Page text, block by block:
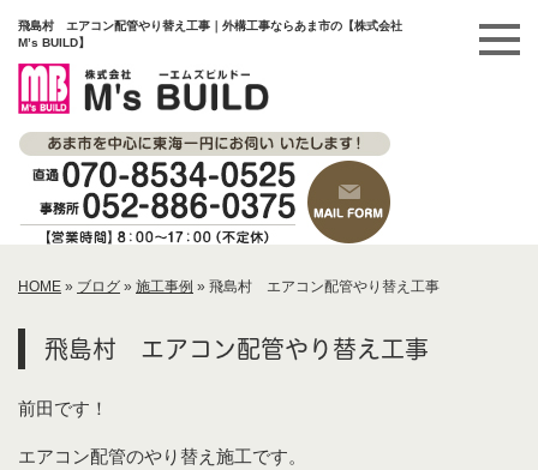
飛島村 エアコン配管やり替え工事｜外構工事ならあま市の【株式会社
M’s BUILD】
HOME » ブログ » 施工事例 » 飛島村 エアコン配管やり替え工事
飛島村 エアコン配管やり替え工事
前田です！
エアコン配管のやり替え施工です。